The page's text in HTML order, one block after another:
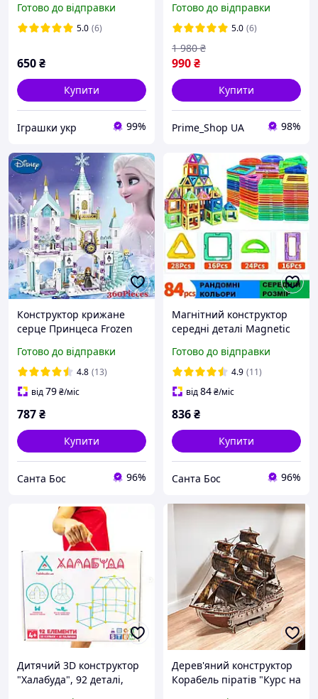
Готово до відправки
5.0 (6)
650₴
Купити
Іграшки укр 99%
деталей LEGO квіти в
горщику реалістична
колекція подарунок
Готово до відправки
5.0 (6)
990₴
1 980 ₴
Купити
Prime_Shop UA 98%
Конструктор крижане
серце Принцеса Frozen
на 360 деталей
Готово до відправки
4.8 (13)
від79₴/міс
787₴
Купити
Санта Бос 96%
Магнітний конструктор
середні деталі Magnetic
форми
Готово до відправки
4.9 (11)
від84₴/міс
836₴
Купити
Санта Бос 96%
Дитячий 3D конструктор
"Халабуда", 92 деталі,
Дерев'яний конструктор
Корабель піратів "Курс на